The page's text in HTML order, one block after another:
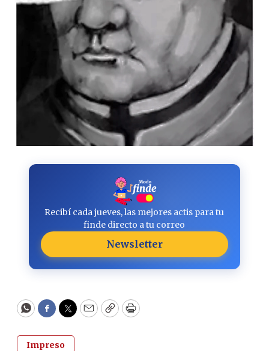
Recibí cada jueves, las mejores actis para tu
finde directo a tu correo
Newsletter
WhatsApp
Facebook
Twitter
EmailCopyPrint
Impreso